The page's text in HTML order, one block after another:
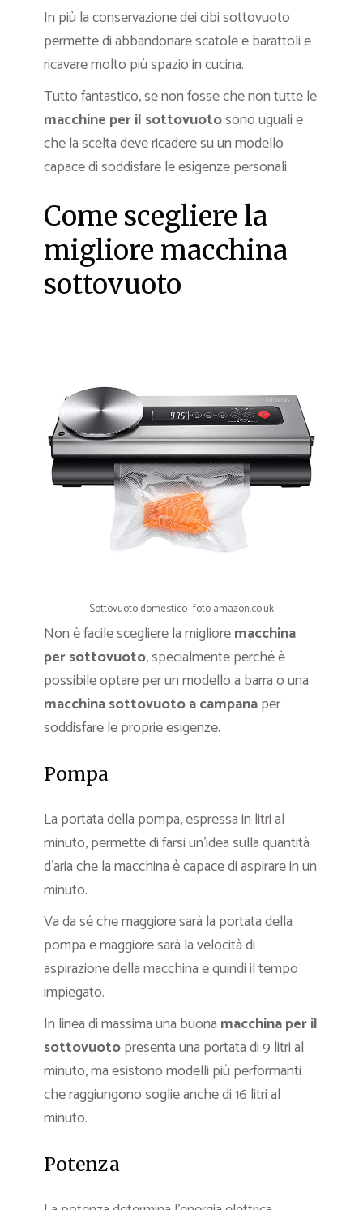
In più la conservazione dei cibi sottovuoto
permette di abbandonare scatole e barattoli e
ricavare molto più spazio in cucina.
Tutto fantastico, se non fosse che non tutte le
macchine per il sottovuotosono uguali e
che la scelta deve ricadere su un modello
capace di soddisfare le esigenze personali.
Come scegliere la
migliore macchina
sottovuoto
Sottovuoto domestico- foto amazon.co.uk
Non è facile scegliere la miglioremacchina
per sottovuoto, specialmente perché è
possibile optare per un modello a barra o una
macchina sottovuotoa campanaper
soddisfare le proprie esigenze.
Pompa
La portata della pompa, espressa in litri al
minuto, permette di farsi un’idea sulla quantità
d’aria che la macchina è capace di aspirare in un
minuto.
Va da sé che maggiore sarà la portata della
pompa e maggiore sarà la velocità di
aspirazione della macchina e quindi il tempo
impiegato.
In linea di massima una buona macchina per il
sottovuotopresenta una portata di 9 litri al
minuto, ma esistono modelli più performanti
che raggiungono soglie anche di 16 litri al
minuto.
Potenza